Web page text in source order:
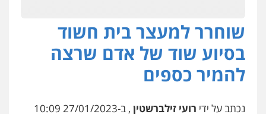
עו"ד אסף גונן
פלילי פשע חמור תעבורה צבא מעצרים
וחקירות
0542255161
פלילי פשיעה חמורה סמים מעצרים
שוחרר למעצר בית חשוד
בסיוע שוד של אדם שרצה
להמיר כספים
נכתב על ידי רועי זילברשטין , ב-27/01/2023 10:09